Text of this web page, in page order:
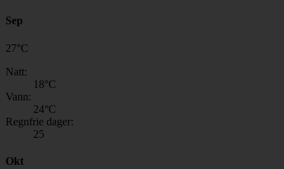
Sep
27°C
Natt:
18°C
Vann:
24°C
Regnfrie dager:
25
Okt